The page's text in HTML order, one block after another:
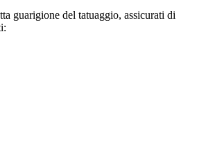
guarigione del tatuaggio, assicurati di